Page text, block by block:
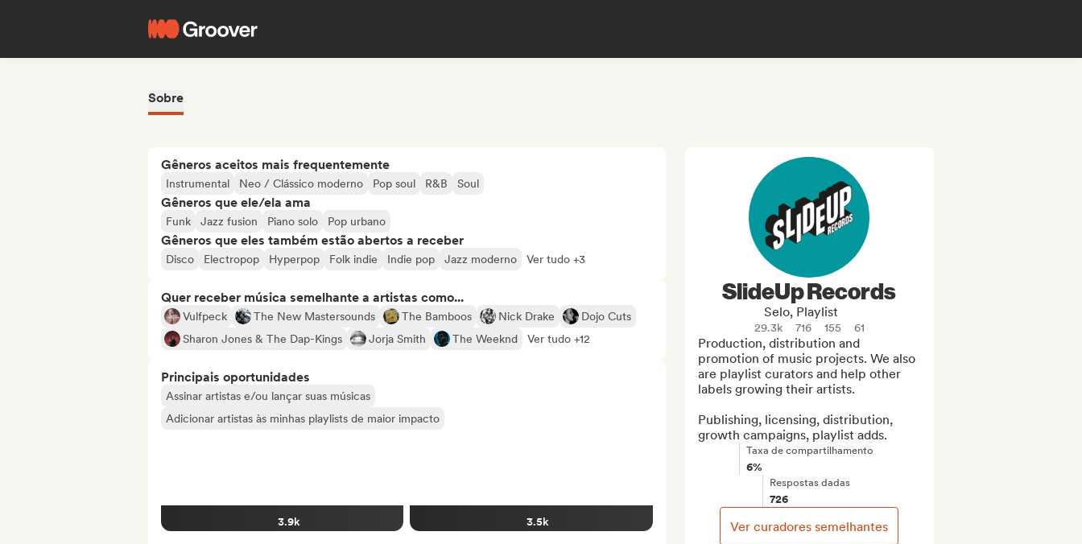
Sobre
Gêneros aceitos mais frequentemente
Instrumental Neo / Clássico moderno Pop soul R&B Soul
Gêneros que ele/ela ama
Funk Jazz fusion Piano solo Pop urbano
Gêneros que eles também estão abertos a receber
Disco Electropop Hyperpop Folk indie Indie pop Jazz moderno Ver tudo +3
Quer receber música semelhante a artistas como...
Vulfpeck The New Mastersounds The Bamboos Nick Drake
Dojo Cuts
Sharon Jones & The Dap-Kings
Jorja Smith The Weeknd Ver tudo +12
Principais oportunidades
Assinar artistas e/ou lançar suas músicas
Adicionar artistas às minhas playlists de maior impacto
3.9k 3.5k
SlideUp Records
Selo, Playlist
29.3k 716 155 61
Production, distribution and
promotion of music projects. We also
are playlist curators and help other
labels growing their artists.
Publishing, licensing, distribution,
growth campaigns, playlist adds.
Taxa de compartilhamento
6%
Respostas dadas
726
Ver curadores semelhantes